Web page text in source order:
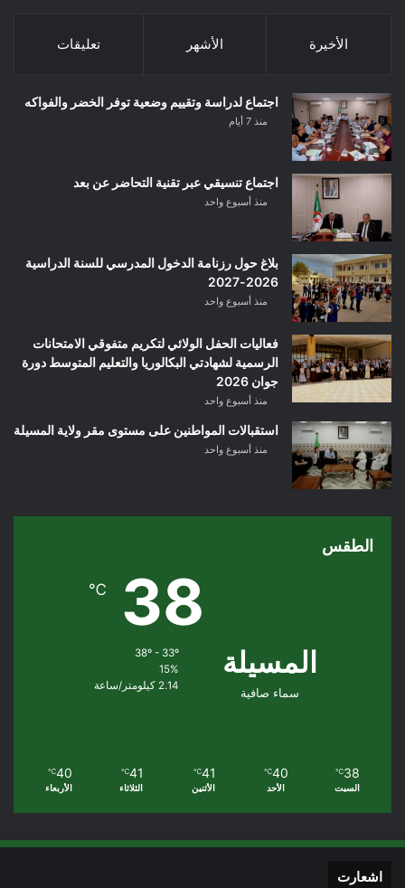
الأخيرة الأشهر تعليقات
اجتماع لدراسة وتقييم وضعية توفر الخضر والفواكه
منذ 7 أيام
اجتماع تنسيقي عبر تقنية التحاضر عن بعد
منذ أسبوع واحد
بلاغ حول رزنامة الدخول المدرسي للسنة الدراسية
2026-2027
منذ أسبوع واحد
فعاليات الحفل الولائي لتكريم متفوقي الامتحانات
الرسمية لشهادتي البكالوريا والتعليم المتوسط دورة
جوان 2026
منذ أسبوع واحد
استقبالات المواطنين على مستوى مقر ولاية المسيلة
منذ أسبوع واحد
الطقس
المسيلة
سماء صافية
38
℃
38º - 33º
15%
2.14 كيلومتر/ساعة
38
℃
السبت
40
℃
الأحد
41
℃
الأثنين
41
℃
الثلاثاء
40
℃
الأربعاء
اشعارت